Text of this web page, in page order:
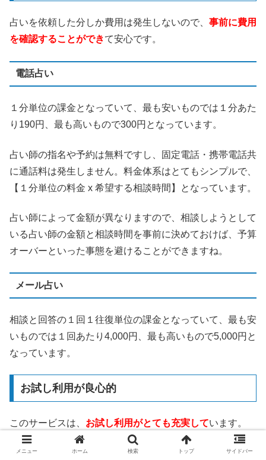
占いを依頼した分しか費用は発生しないので、 事前に費用
を確認することができて安心です。
電話占い
１分単位の課金となっていて、最も安いものでは１分あた
り190円、最も高いもので300円となっています。
占い師の指名や予約は無料ですし、固定電話・携帯電話共
に通話料は発生しません。料金体系はとてもシンプルで、
【１分単位の料金 x 希望する相談時間】となっています。
占い師によって金額が異なりますので、相談しようとして
いる占い師の金額と相談時間を事前に決めておけば、予算
オーバーといった事態を避けることができますね。
メール占い
相談と回答の１回１往復単位の課金となっていて、最も安
いものでは１回あたり4,000円、最も高いもので5,000円と
なっています。
お試し利用が良心的
このサービスは、 お試し利用がとても充実しています。
メニュー ホーム 検索 トップ サイドバー